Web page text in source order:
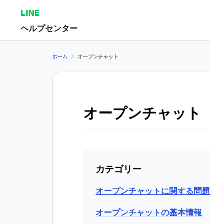
LINE
ヘルプセンター
ホーム オープンチャット
オープンチャット
カテゴリー
オープンチャットに関する問題
オープンチャットの基本情報